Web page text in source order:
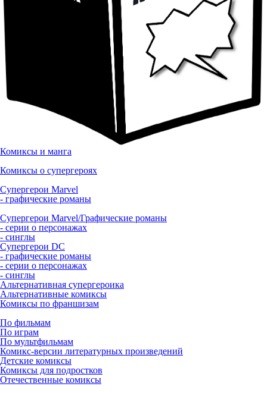
Комиксы и манга
Комиксы о супергероях
Супергерои Marvel
- графические романы
Супергерои Marvel/Графические романы
- серии о персонажах
- синглы
Супергерои DC
- графические романы
- серии о персонажах
- синглы
Альтернативная супергероика
Альтернативные комиксы
Комиксы по франшизам
По фильмам
По играм
По мультфильмам
Комикс-версии литературных произведений
Детские комиксы
Комиксы для подростков
Отечественные комиксы